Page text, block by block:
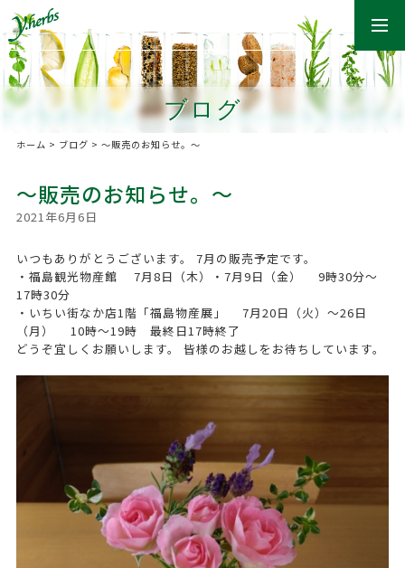
ブログ
ホーム > ブログ > 〜販売のお知らせ。〜
〜販売のお知らせ。〜
2021年6月6日
いつもありがとうございます。 7月の販売予定です。
・福島観光物産館 7月8日（木）・7月9日（金） 9時30分〜
17時30分
・いちい街なか店1階「福島物産展」 7月20日（火）〜26日
（月） 10時〜19時 最終日17時終了
どうぞ宜しくお願いします。 皆様のお越しをお待ちしています。